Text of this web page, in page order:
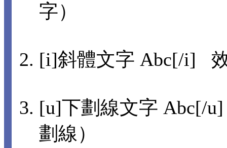
字）
[i]斜體文字 Abc[/i]
[u]下劃線文字 Abc[/
劃線）